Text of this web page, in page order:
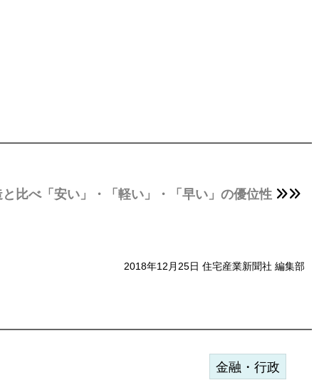
比べ「安い」・「軽い」・「早い」の優位性
2018年12月25日 住宅産業新聞社 編集部
金融・行政